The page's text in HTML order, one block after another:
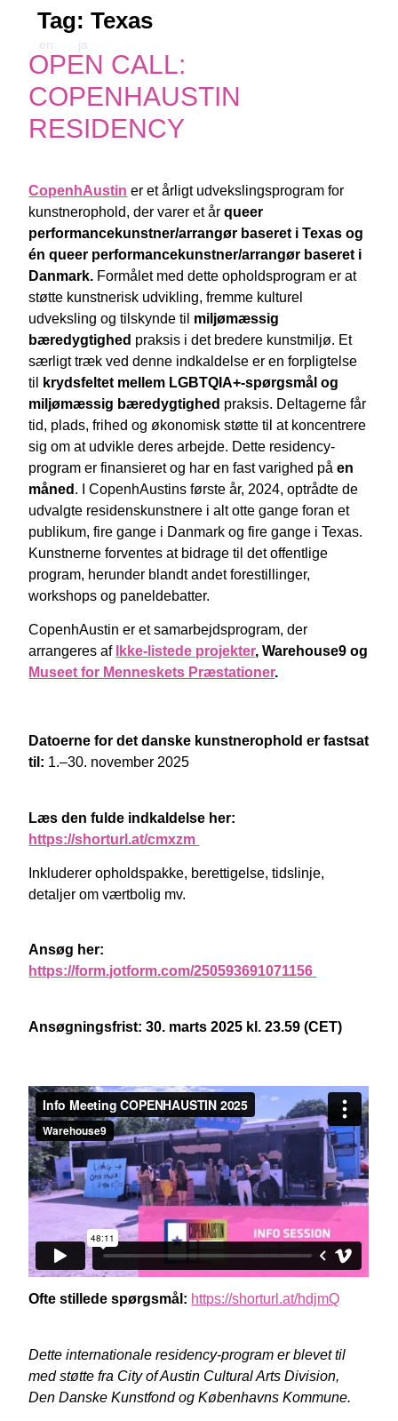
en ja
Tag:Texas
OPEN CALL:
COPENHAUSTIN
RESIDENCY
CopenhAustin er et årligt udvekslingsprogram for
kunstnerophold, der varer et årqueer
performancekunstner/arrangør baseret i Texas og
én queer performancekunstner/arrangør baseret i
Danmark. Formålet med dette opholdsprogram er at
støtte kunstnerisk udvikling, fremme kulturel
udveksling og tilskynde til miljømæssig
bæredygtighed praksis i det bredere kunstmiljø. Et
særligt træk ved denne indkaldelse er en forpligtelse
til
krydsfeltet mellem LGBTQIA+-spørgsmål og
miljømæssig bæredygtighed praksis. Deltagerne får
tid, plads, frihed og økonomisk støtte til at koncentrere
sig om at udvikle deres arbejde. Dette residency-
program er finansieret og har en fast varighed påen
måned . I CopenhAustins første år, 2024, optrådte de
udvalgte residenskunstnere i alt otte gange foran et
publikum, fire gange i Danmark og fire gange i Texas.
Kunstnerne forventes at bidrage til det offentlige
program, herunder blandt andet forestillinger,
workshops og paneldebatter.
CopenhAustin er et samarbejdsprogram, der
arrangeres af Ikke-listede projekter, Warehouse9 og
Museet for Menneskets Præstationer.
Datoerne for det danske kunstnerophold er fastsat
til: 1.–30. november 2025
Læs den fulde indkaldelse her:
https://shorturl.at/cmxzm
Inkluderer opholdspakke, berettigelse, tidslinje,
detaljer om værtbolig mv.
Ansøg her:
https://form.jotform.com/250593691071156
Ansøgningsfrist: 30. marts 2025 kl. 23.59 (CET)
Ofte stillede spørgsmål: https://shorturl.at/hdjmQ
Dette internationale residency-program er blevet til
med støtte fra City of Austin Cultural Arts Division,
Den Danske Kunstfond og Københavns Kommune.